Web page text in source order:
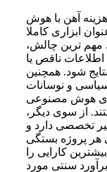
آهن با هوش
ابزاری کاملا
مهم ترین چالش،
ناقص یا
شود. همچنین
سیاسی و نوسانات
های هوش مصنوعی
از سوی دیگر،
تخصصی دارد و
هر پروژه بستگی
کارایی را
سنتی مورد